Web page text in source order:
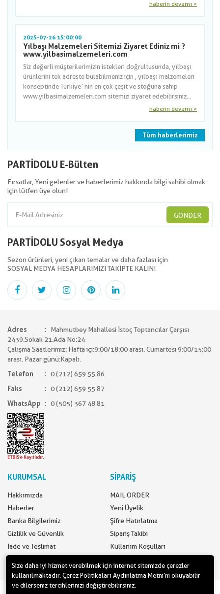
haberin devamı >
2025-07-26 15:00:00
Yılbaşı Malzemeleri Sitemizi Ziyaret Ediniz mi ?
www.yilbasimalzemeleri.com
Siz değerli müşterilerimizin istekleri doğrultusunda, yılbaşı
ürünlerini tek adreste bulabilmeniz için , yılbaşı malzemeleri
konseptinde Türkiye´nin en çok çeşit ve stoğuna sahip
www.yilbasimalzemeleri.com sitemizi ziyaret edebilirsiniz...
haberin devamı >
Tüm haberlerimiz
PARTİDOLU E-Bülten
Fırsatlar, Yeni gelenler ve haberlerimiz hakkında bilgi sahibi olmak
için lütfen üye olun!
GÖNDER
PARTİDOLU Sosyal Medya
Sezon ürünleri, yeni çıkan temalar ve daha fazlası için
SOSYAL MEDYA HESAPLARIMIZI TAKİPTE KALIN!
Adres
Mahmutbey Mahallesi İstoç Toptancılar Çarşısı
2439.Sokak 21.Ada No:24
Çalışma Saatlerimiz: Hafta içi:9:00/18:00 arası. Cumartesi 9:00/15:00
arası. Pazar günü:Kapalı.
Telefon
0 (212) 659 55 86
Faks
0 (212) 659 55 87
WhatsApp
0 (505) 367 48 81
KURUMSAL
Hakkımızda
Haberler
Banka Bilgilerimiz
Gizlilik ve Güvenlik
İade ve Teslimat
SİPARİŞ
MAIL ORDER
Yeni Üyelik
Şifre Hatırlatma
Sipariş Takibi
Kullanım Koşulları
www.yilbasimalzemeleri.com - www.partidolu.com bir Pandoli Parti
Size daha iyi hizmet verebilmek için internet sitemizde çerezler
kullanılmaktadır. Çerez Politikaları Aydınlatma Metni’ni okuyabilir
ve dilerseniz tercihlerinizi değiştirebilirsiniz.